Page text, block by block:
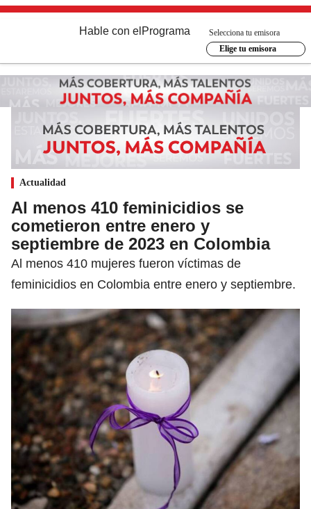
Hable con el Programa
Selecciona tu emisora
Elige tu emisora
Actualidad
Al menos 410 feminicidios se
cometieron entre enero y
septiembre de 2023 en Colombia
Al menos 410 mujeres fueron víctimas de
feminicidios en Colombia entre enero y septiembre.